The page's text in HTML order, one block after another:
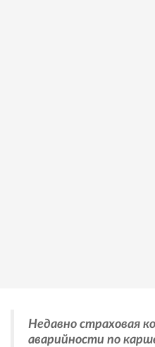
Недавно страховая
аварийности по